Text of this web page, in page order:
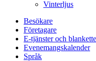
Vinterljus
Besökare
Företagare
E-tjänster och
Evenemangskalender
Språk